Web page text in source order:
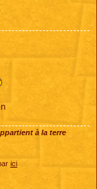
à la terre
ici